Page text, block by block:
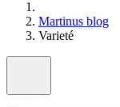
Martinus blog
Varieté